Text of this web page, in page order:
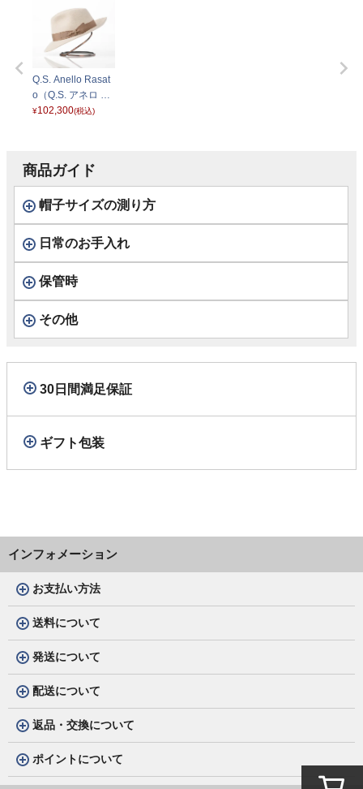
Q.S. Anello Rasat
o（Q.S. アネロ ラ
ザート） 114336
¥102,300(税込)
商品ガイド
帽子サイズの測り方
日常のお手入れ
保管時
その他
30日間満足保証
ギフト包装
インフォメーション
お支払い方法
送料について
発送について
配送について
返品・交換について
ポイントについて